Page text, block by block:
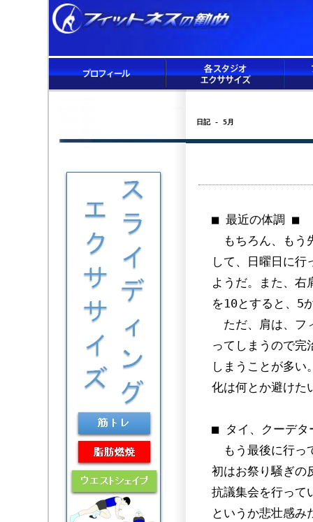
日記 - 5月
■ 最近の体調 ■
もちろん、もう
して、日曜日に行
ようだ。また、右
を10とすると、5
ただ、肩は、フ
ってしまうので完
しまうことが多い
化は何とか避けた
■ タイ、クーデ
もう最後に行っ
初はお祭り騒ぎの
抗議集会を行って
というか悲壮感み